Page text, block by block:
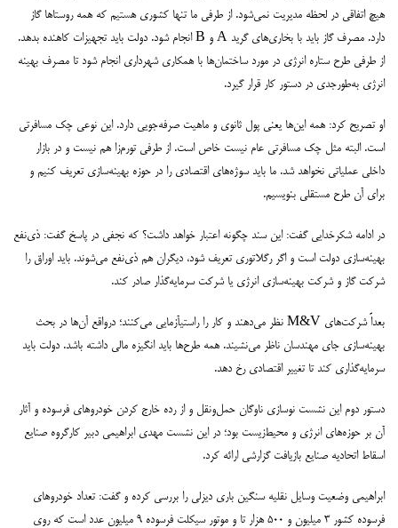
هیچ اتفاقی در لحظه مدیریت نمی‌شود. از طرفی ما تنها کشوری هستیم که همه روستاها گاز
دارد. مصرف گاز باید با بخاری‌های گرید A و B انجام شود. دولت باید تجهیزات کاهنده بدهد.
از طرفی طرح ستاره انرژی در مورد ساختمان‌ها با همکاری شهرداری انجام شود تا مصرف بهینه
انرژی به‌طورجدی در دستور کار قرار گیرد.
او تصریح کرد: همه این‌ها یعنی پول ثانوی و ماهیت صرفه‌جویی دارد. این نوعی چک مسافرتی
است. البته مثل چک مسافرتی عام نیست خاص است. از طرفی تورم‌زا هم نیست و در بازار
داخلی عملیاتی نخواهد شد. ما باید سوژه‌های اقتصادی را در حوزه بهینه‌سازی تعریف کنیم و
برای آن طرح مستقلی بنویسیم.
در ادامه شکرخدایی گفت: این سند چگونه اعتبار خواهد داشت؟ که نجفی در پاسخ گفت: ذی‌نفع
بهینه‌سازی دولت است و اگر رگلاتوری تعریف شود، دیگران هم ذی‌نفع می‌شوند. باید اوراق را
شرکت گاز و شرکت بهینه‌سازی انرژی یا شرکت سرمایه‌گذار صادر کند.
بعداً شرکت‌های M&V نظر می‌دهند و کار را راستی‍آزمایی می‌کنند؛ درواقع آن‌ها در بحث
بهینه‌سازی جای مهندسان ناظر می‌نشیند. همه طرح‌ها باید انگیزه مالی داشته باشد. دولت باید
سرمایه‌گذاری کند تا تغییر اقتصادی رخ دهد.
دستور دوم این نشست نوسازی ناوگان حمل‌ونقل و از رده خارج کردن خودروهای فرسوده و آثار
آن بر حوزه‌های انرژی و محیط‌زیست بود؛ در این نشست مهدی ابراهیمی دبیر کارگروه صنایع
اسقاط اتحادیه صنایع بازیافت گزارشی ارائه کرد.
ابراهیمی وضعیت وسایل نقلیه سنگین باری دیزلی را بررسی کرده و گفت: تعداد خودروهای
فرسوده کشور ۳ میلیون و ۵۰۰ هزار تا و موتور سیکلت فرسوده ۹ میلیون عدد است که روی